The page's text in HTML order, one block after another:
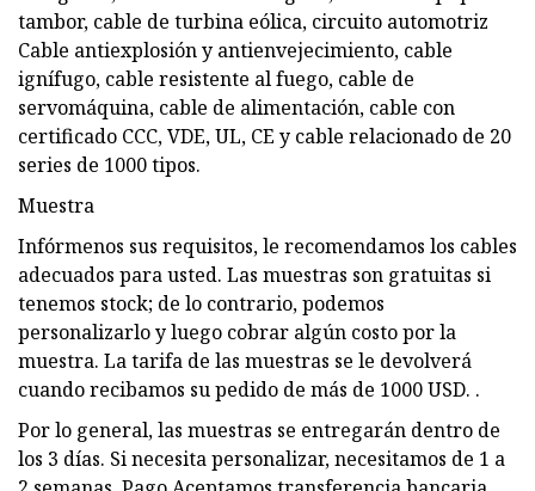
tambor, cable de turbina eólica, circuito automotriz
Cable antiexplosión y antienvejecimiento, cable
ignífugo, cable resistente al fuego, cable de
servomáquina, cable de alimentación, cable con
certificado CCC, VDE, UL, CE y cable relacionado de 20
series de 1000 tipos.
Muestra
Infórmenos sus requisitos, le recomendamos los cables
adecuados para usted. Las muestras son gratuitas si
tenemos stock; de lo contrario, podemos
personalizarlo y luego cobrar algún costo por la
muestra. La tarifa de las muestras se le devolverá
cuando recibamos su pedido de más de 1000 USD. .
Por lo general, las muestras se entregarán dentro de
los 3 días. Si necesita personalizar, necesitamos de 1 a